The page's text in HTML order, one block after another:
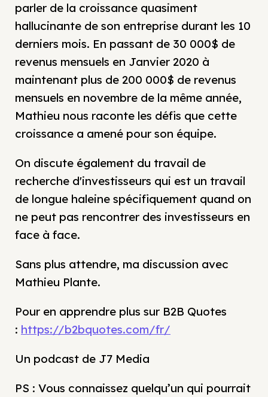
parler de la croissance quasiment
hallucinante de son entreprise durant les 10
derniers mois. En passant de 30 000$ de
revenus mensuels en Janvier 2020 à
maintenant plus de 200 000$ de revenus
mensuels en novembre de la même année,
Mathieu nous raconte les défis que cette
croissance a amené pour son équipe.
On discute également du travail de
recherche d'investisseurs qui est un travail
de longue haleine spécifiquement quand on
ne peut pas rencontrer des investisseurs en
face à face.
Sans plus attendre, ma discussion avec
Mathieu Plante.
Pour en apprendre plus sur B2B Quotes
: https://b2bquotes.com/fr/
Un podcast de J7 Media
PS : Vous connaissez quelqu’un qui pourrait